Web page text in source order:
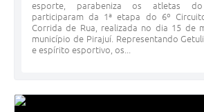
esporte, parabeniza os atletas
participaram da 1ª etapa do 6º
Corrida de Rua, realizada no dia 15 de
município de Pirajuí. Representando
e espírito esportivo, os...